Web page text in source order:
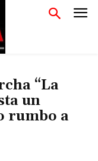
“La
un
rumbo a